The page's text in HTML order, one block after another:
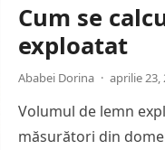
Cum se
exploatat
Ababei Dorina · aprilie 23,
Volumul de lemn
măsurători din